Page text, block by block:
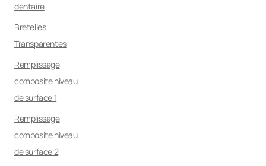
dentaire
Bretelles
Transparentes
Remplissage
composite niveau
de surface 1
Remplissage
composite niveau
de surface 2